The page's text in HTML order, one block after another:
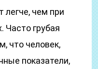
легче, чем при
Часто грубая
что человек,
показатели,